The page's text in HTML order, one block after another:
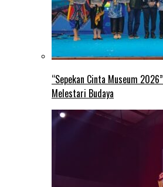
“Sepekan Cinta Museum
Melestari Budaya